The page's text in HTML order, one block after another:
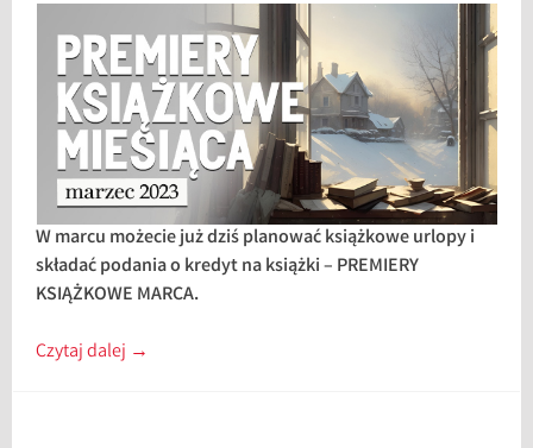
W marcu możecie już dziś planować książkowe urlopy i
składać podania o kredyt na książki – PREMIERY
KSIĄŻKOWE MARCA.
Czytaj dalej →